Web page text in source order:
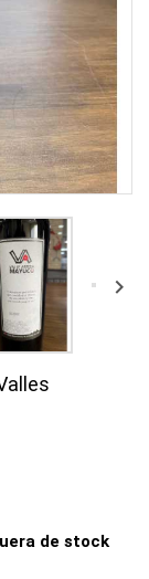

de stock